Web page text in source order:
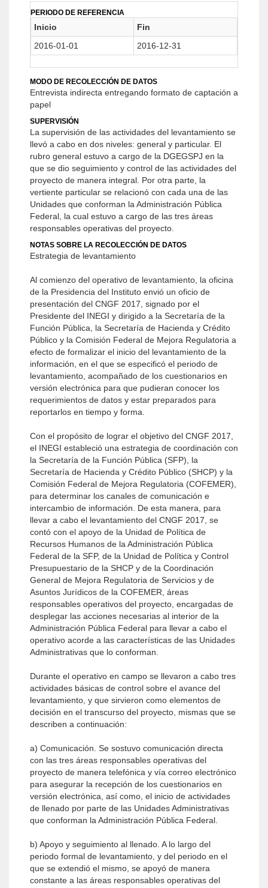
PERIODO DE REFERENCIA
Inicio
Fin
2016-01-01
2016-12-31
MODO DE RECOLECCIÓN DE DATOS
Entrevista indirecta entregando formato de captación a
papel
SUPERVISIÓN
La supervisión de las actividades del levantamiento se
llevó a cabo en dos niveles: general y particular. El
rubro general estuvo a cargo de la DGEGSPJ en la
que se dio seguimiento y control de las actividades del
proyecto de manera integral. Por otra parte, la
vertiente particular se relacionó con cada una de las
Unidades que conforman la Administración Pública
Federal, la cual estuvo a cargo de las tres áreas
responsables operativas del proyecto.
NOTAS SOBRE LA RECOLECCIÓN DE DATOS
Estrategia de levantamiento
Al comienzo del operativo de levantamiento, la oficina
de la Presidencia del Instituto envió un oficio de
presentación del CNGF 2017, signado por el
Presidente del INEGI y dirigido a la Secretaría de la
Función Pública, la Secretaría de Hacienda y Crédito
Público y la Comisión Federal de Mejora Regulatoria a
efecto de formalizar el inicio del levantamiento de la
información, en el que se especificó el periodo de
levantamiento, acompañado de los cuestionarios en
versión electrónica para que pudieran conocer los
requerimientos de datos y estar preparados para
reportarlos en tiempo y forma.
Con el propósito de lograr el objetivo del CNGF 2017,
el INEGI estableció una estrategia de coordinación con
la Secretaría de la Función Pública (SFP), la
Secretaría de Hacienda y Crédito Público (SHCP) y la
Comisión Federal de Mejora Regulatoria (COFEMER),
para determinar los canales de comunicación e
intercambio de información. De esta manera, para
llevar a cabo el levantamiento del CNGF 2017, se
contó con el apoyo de la Unidad de Política de
Recursos Humanos de la Administración Pública
Federal de la SFP, de la Unidad de Política y Control
Presupuestario de la SHCP y de la Coordinación
General de Mejora Regulatoria de Servicios y de
Asuntos Jurídicos de la COFEMER, áreas
responsables operativos del proyecto, encargadas de
desplegar las acciones necesarias al interior de la
Administración Pública Federal para llevar a cabo el
operativo acorde a las características de las Unidades
Administrativas que lo conforman.
Durante el operativo en campo se llevaron a cabo tres
actividades básicas de control sobre el avance del
levantamiento, y que sirvieron como elementos de
decisión en el transcurso del proyecto, mismas que se
describen a continuación:
a) Comunicación. Se sostuvo comunicación directa
con las tres áreas responsables operativas del
proyecto de manera telefónica y vía correo electrónico
para asegurar la recepción de los cuestionarios en
versión electrónica, así como, el inicio de actividades
de llenado por parte de las Unidades Administrativas
que conforman la Administración Pública Federal.
b) Apoyo y seguimiento al llenado. A lo largo del
periodo formal de levantamiento, y del periodo en el
que se extendió el mismo, se apoyó de manera
constante a las áreas responsables operativas del